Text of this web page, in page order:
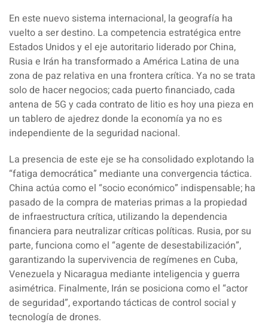
En este nuevo sistema internacional, la geografía ha
vuelto a ser destino. La competencia estratégica entre
Estados Unidos y el eje autoritario liderado por China,
Rusia e Irán ha transformado a América Latina de una
zona de paz relativa en una frontera crítica. Ya no se trata
solo de hacer negocios; cada puerto financiado, cada
antena de 5G y cada contrato de litio es hoy una pieza en
un tablero de ajedrez donde la economía ya no es
independiente de la seguridad nacional.
La presencia de este eje se ha consolidado explotando la
“fatiga democrática” mediante una convergencia táctica.
China actúa como el “socio económico” indispensable; ha
pasado de la compra de materias primas a la propiedad
de infraestructura crítica, utilizando la dependencia
financiera para neutralizar críticas políticas. Rusia, por su
parte, funciona como el “agente de desestabilización”,
garantizando la supervivencia de regímenes en Cuba,
Venezuela y Nicaragua mediante inteligencia y guerra
asimétrica. Finalmente, Irán se posiciona como el “actor
de seguridad”, exportando tácticas de control social y
tecnología de drones.